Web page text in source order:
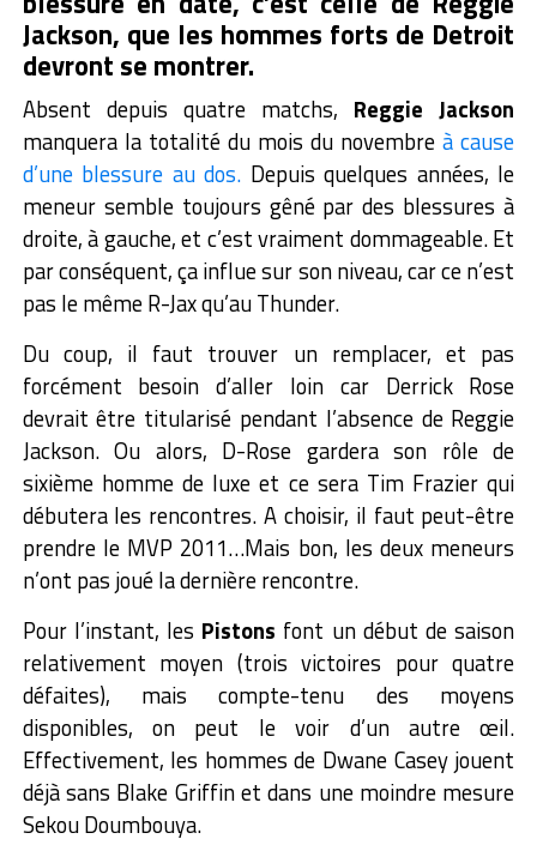
Jackson, que les hommes forts de Detroit
devront se montrer.
Absent depuis quatre matchs, Reggie Jackson
manquera la totalité du mois du novembreà cause
d’une blessure au dos. Depuis quelques années, le
meneur semble toujours gêné par des blessures à
droite, à gauche, et c’est vraiment dommageable. Et
par conséquent, ça influe sur son niveau, car ce n’est
pas le même R-Jax qu’au Thunder.
Du coup, il faut trouver un remplacer, et pas
forcément besoin d’aller loin car Derrick Rose
devrait être titularisé pendant l’absence de Reggie
Jackson. Ou alors, D-Rose gardera son rôle de
sixième homme de luxe et ce sera Tim Frazier qui
débutera les rencontres. A choisir, il faut peut-être
prendre le MVP 2011…Mais bon, les deux meneurs
n’ont pas joué la dernière rencontre.
Pour l’instant, les Pistons font un début de saison
relativement moyen (trois victoires pour quatre
défaites), mais compte-tenu des moyens
disponibles, on peut le voir d’un autre œil.
Effectivement, les hommes de Dwane Casey jouent
déjà sans Blake Griffin et dans une moindre mesure
Sekou Doumbouya.